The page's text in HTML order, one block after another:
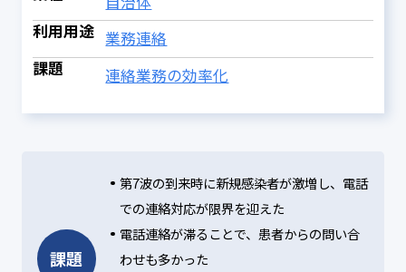
利用用途 業務連絡
課題
連絡業務の効率化
課題
第7波の到来時に新規感染者が激増し、電話
での連絡対応が限界を迎えた
電話連絡が滞ることで、患者からの問い合
わせも多かった